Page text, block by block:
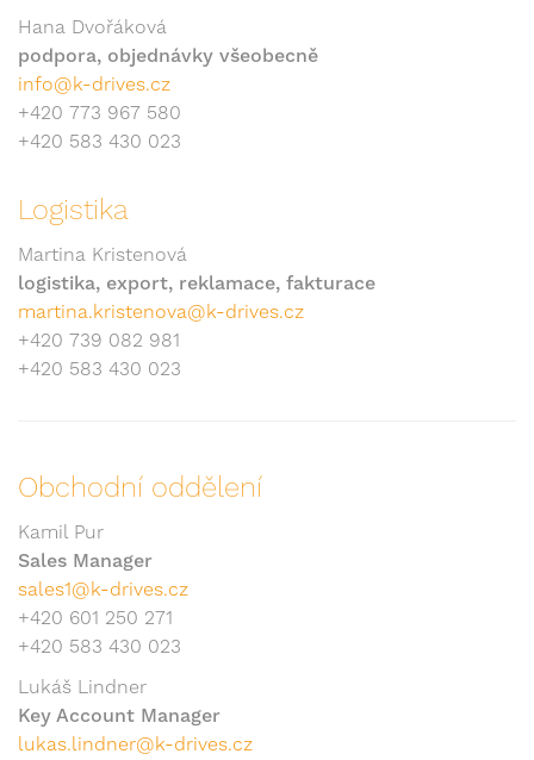
Hana Dvořáková
podpora, objednávky všeobecně
info@k-drives.cz
+420 773 967 580
+420 583 430 023
Logistika
Martina Kristenová
logistika, export, reklamace, fakturace
martina.kristenova@k-drives.cz
+420 739 082 981
+420 583 430 023
Obchodní oddělení
Kamil Pur
Sales Manager
sales1@k-drives.cz
+420 601 250 271
+420 583 430 023
Lukáš Lindner
Key Account Manager
lukas.lindner@k-drives.cz